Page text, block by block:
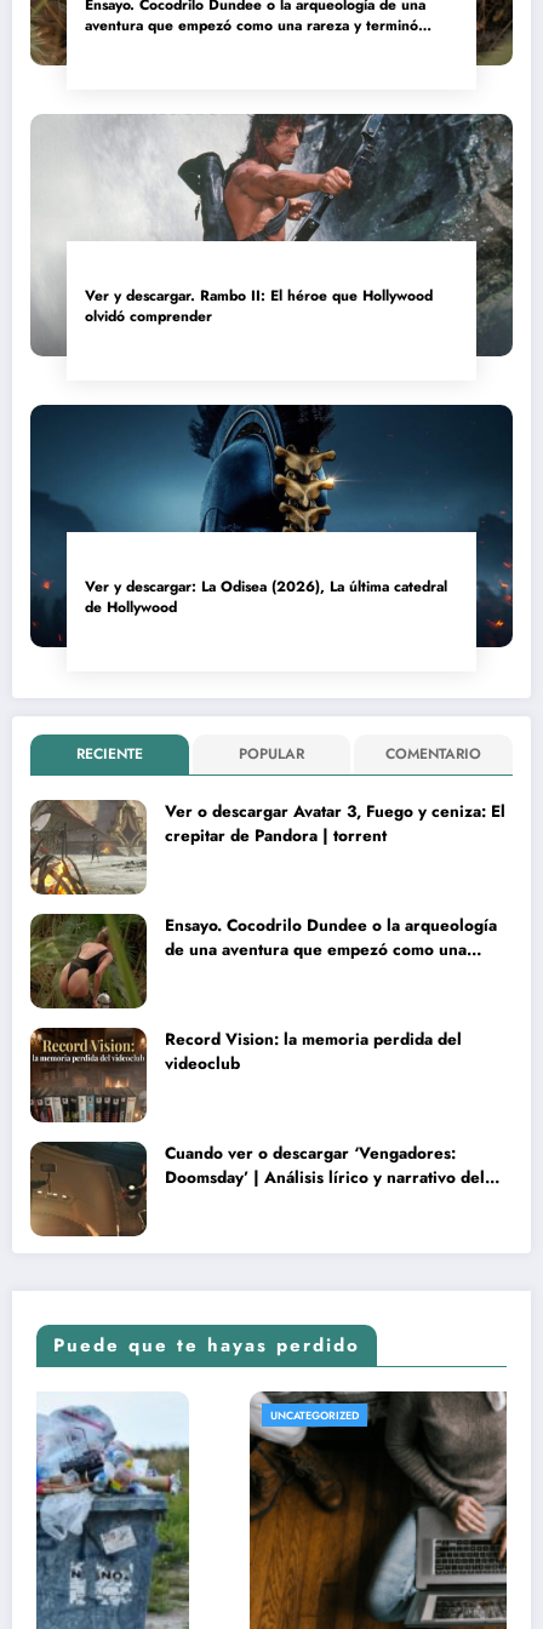
aventura que empezó como una rareza y terminó
Ver y descargar. Rambo II: El héroe que Hollywood
olvidó comprender
Ver y descargar: La Odisea (2026), La última catedral
de Hollywood
RECIENTE POPULAR COMENTARIO
Ver o descargar Avatar 3, Fuego y ceniza: El
crepitar de Pandora | torrent
Ensayo. Cocodrilo Dundee o la arqueología
de una aventura que empezó como una
Record Vision: la memoria perdida del
videoclub
Cuando ver o descargar ‘Vengadores:
Doomsday’ | Análisis lírico y narrativo del
Puede que te hayas perdido
UNCATEGORIZED